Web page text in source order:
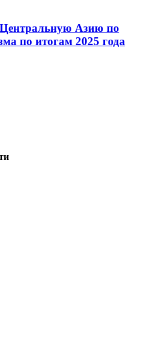
Центральную Азию по
по итогам 2025 года